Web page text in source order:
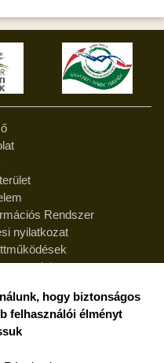
hogy biztonságos
felhasználói élményt
Rendszer
nyilatkozat